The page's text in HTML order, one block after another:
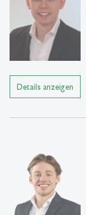
Details anzeigen